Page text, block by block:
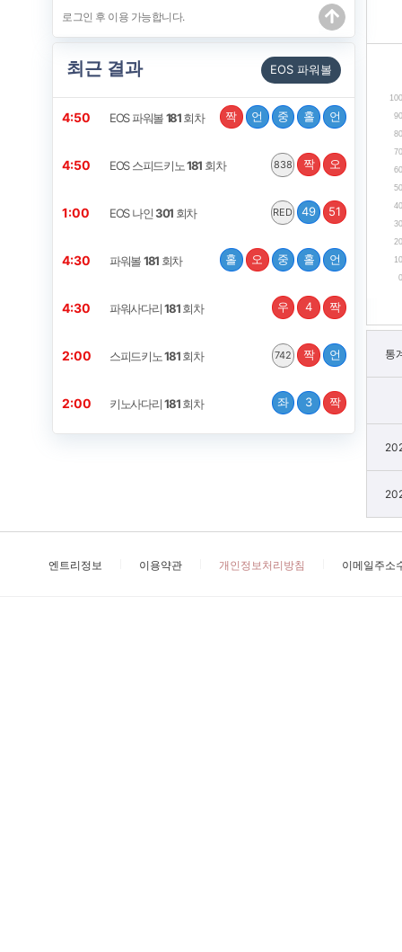
최근 결과 EOS 파워볼
4:50 EOS 파워볼181회차 짝 언 중 홀 언
4:50 EOS 스피드키노181 회차 838 짝 오
1:00 EOS 나인301 회차 RED 49 51
4:30 파워볼181회차 홀 오 중 홀 언
4:30 파워사다리181회차 우 4 짝
2:00 스피드키노181회차 742 짝 언
2:00 키노사다리181회차 좌 3 짝
0
10
20
30
40
50
60
70
80
90
100
통
엔트리정보 이용약관 개인정보처리방침 이메일주소